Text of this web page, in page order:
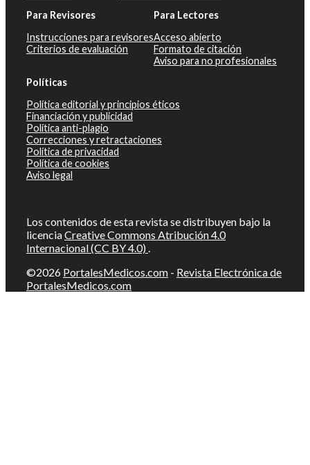
Para Revisores
Instrucciones para revisores
Criterios de evaluación
Para Lectores
Acceso abierto
Formato de citación
Aviso para no profesionales
Políticas
Política editorial y principios éticos
Financiación y publicidad
Política anti-plagio
Correcciones y retractaciones
Política de privacidad
Política de cookies
Aviso legal
Los contenidos de esta revista se distribuyen bajo la
licenciaCreative Commons Atribución 4.0
Internacional (CC BY 4.0) .
©2026 PortalesMedicos.com - Revista Electrónica de
PortalesMedicos.com